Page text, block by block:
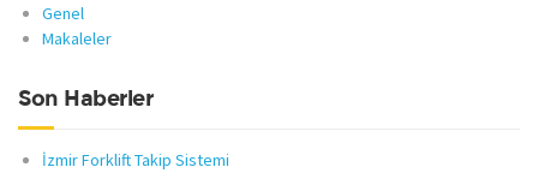
Genel
Makaleler
Son Haberler
İzmir Forklift Takip Sistemi